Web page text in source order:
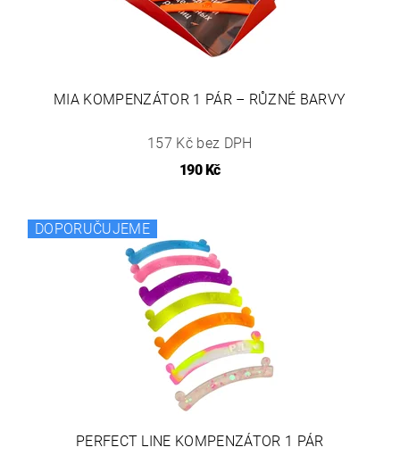
MIA KOMPENZÁTOR 1 PÁR – RŮZNÉ BARVY
157 Kč bez DPH
190 Kč
DOPORUČUJEME
PERFECT LINE KOMPENZÁTOR 1 PÁR